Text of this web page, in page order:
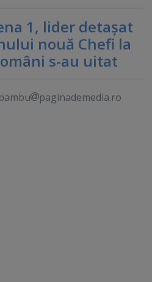
1, lider detaşat
nouă Chefi la
s-au uitat
paginademedia.ro